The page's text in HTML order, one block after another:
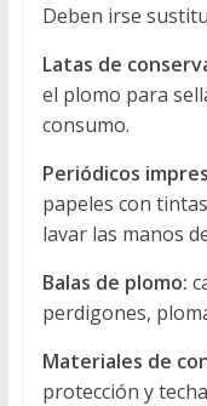
Deben irse
Latas de
el plomo para
consumo.
Periódicos
papeles con
lavar las manos
Balas de plomo:
perdigones,
Materiales de
protección y